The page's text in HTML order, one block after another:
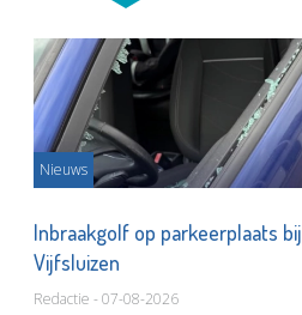
Nieuws
Inbraakgolf op parkeerplaats bij
Vijfsluizen
Redactie - 07-08-2026